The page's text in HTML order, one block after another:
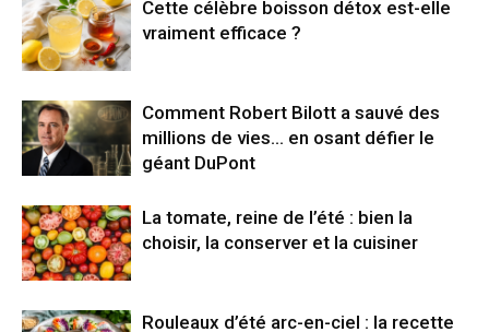
Cette célèbre boisson détox est-elle
vraiment efficace ?
Comment Robert Bilott a sauvé des
millions de vies… en osant défier le
géant DuPont
La tomate, reine de l’été : bien la
choisir, la conserver et la cuisiner
Rouleaux d’été arc-en-ciel : la recette